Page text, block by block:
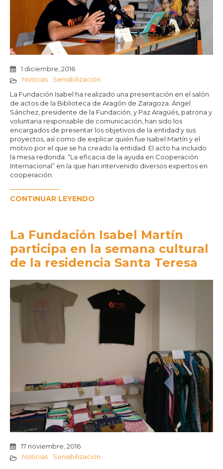
1 diciembre, 2016
Noticias
Sensibilización
La Fundación Isabel ha realizado una presentación en el salón
de actos de la Biblioteca de Aragón de Zaragoza. Ángel
Sánchez, presidente de la Fundación, y Paz Aragüés, patrona y
voluntaria responsable de comunicación, han sido los
encargados de presentar los objetivos de la entidad y sus
proyectos, así como de explicar quién fue Isabel Martín y el
motivo por el que se ha creado la entidad. El acto ha incluido
la mesa redonda: “La eficacia de la ayuda en Cooperación
Internacional” en la que han intervenido diversos expertos en
cooperación.
CONTINUAR LEYENDO
La Fundación Isabel Martín
participa en la semana cultural
de la residencia Santa Teresa
17 noviembre, 2016
Noticias
Sensibilización